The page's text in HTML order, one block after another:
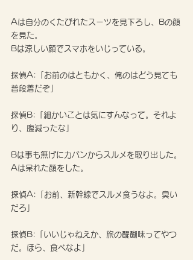
Aは自分のくたびれたスーツを見下ろし、Bの顔
を見た。
Bは涼しい顔でスマホをいじっている。
探偵A:「お前のはともかく、俺のはどう見ても
普段着だぞ」
探偵B:「細かいことは気にすんなって。それよ
り、腹減ったな」
Bは事も無げにカバンからスルメを取り出した。
Aは呆れた顔をした。
探偵A:「お前、新幹線でスルメ食うなよ。臭い
だろ」
探偵B:「いいじゃねえか、旅の醍醐味ってやつ
だ。ほら、食べなよ」